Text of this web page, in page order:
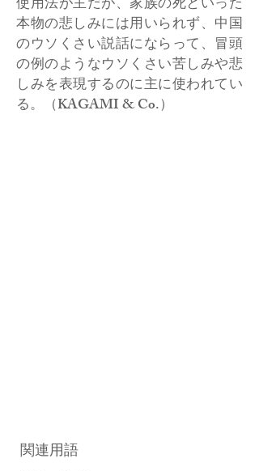
使用法が主だが、家族の死といった
本物の悲しみには用いられず、中国
のウソくさい説話にならって、冒頭
の例のようなウソくさい苦しみや悲
しみを表現するのに主に使われてい
る。（KAGAMI & Co.）
関連用語